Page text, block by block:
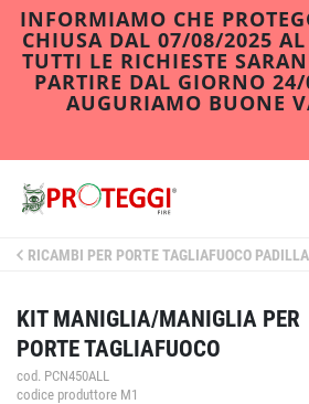
INFORMIAMO CHE
CHIUSA DAL 07/08/2025
TUTTI LE RICHIESTE
PARTIRE DAL GIORNO
AUGURIAMO BUONE
RICAMBI PER PORTE TAGLIAFUOCO
KIT MANIGLIA/MANIGLIA PER
PORTE TAGLIAFUOCO
cod. PCN450ALL
codice produttore M1